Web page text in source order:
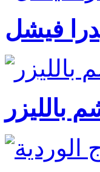
فيشل
بالليزر